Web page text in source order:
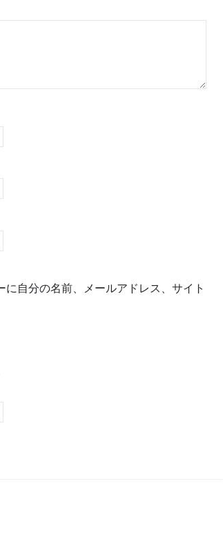
自分の名前、メールアドレス、サイト